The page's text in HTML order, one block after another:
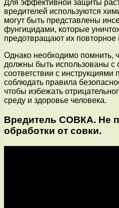
Для эффективной защиты
вредителей используются
могут быть представлены
фунгицидами, которые
предотвращают их повторное
Однако необходимо помнить,
должны быть использованы с
соответствии с
соблюдать правила
чтобы избежать
среду и здоровье человека.
Вредитель СОВКА. Не
обработки от совки.